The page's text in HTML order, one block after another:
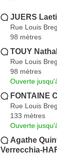
JUERS
Rue Louis
98 mètres
TOUY
Rue Louis
98 mètres
Ouverte
FONTAINE
Rue Louis
133 mètres
Ouverte
Agathe
Verrecchia-